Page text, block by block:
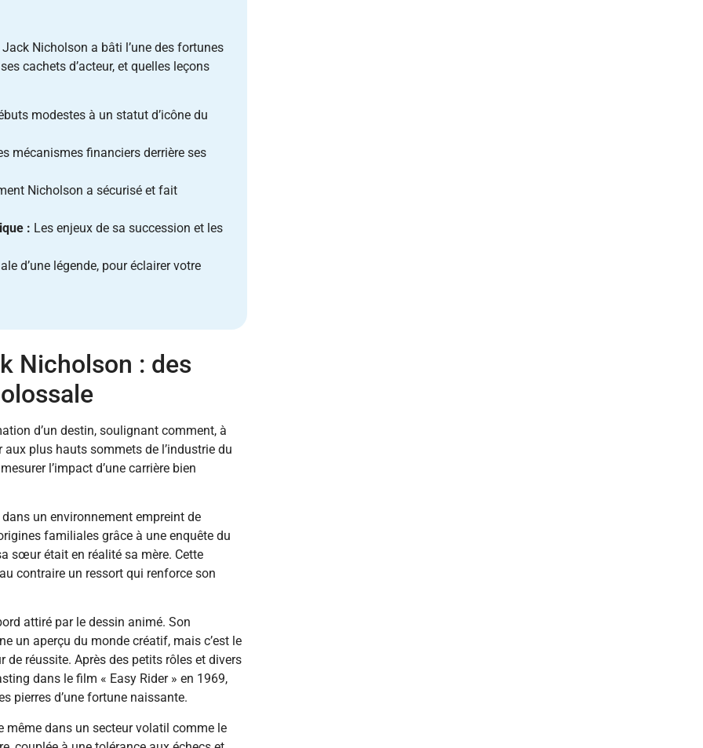
Nicholson a bâti l’une des fortunes
cachets d’acteur, et quelles leçons
modestes à un statut d’icône du
mécanismes financiers derrière ses
Nicholson a sécurisé et fait
: Les enjeux de sa succession et les
d’une légende, pour éclairer votre
Nicholson : des
d’un destin, soulignant comment, à
plus hauts sommets de l’industrie du
l’impact d’une carrière bien
un environnement empreint de
familiales grâce à une enquête du
sœur était en réalité sa mère. Cette
contraire un ressort qui renforce son
attiré par le dessin animé. Son
un aperçu du monde créatif, mais c’est le
de réussite. Après des petits rôles et divers
dans le film « Easy Rider » en 1969,
pierres d’une fortune naissante.
même dans un secteur volatil comme le